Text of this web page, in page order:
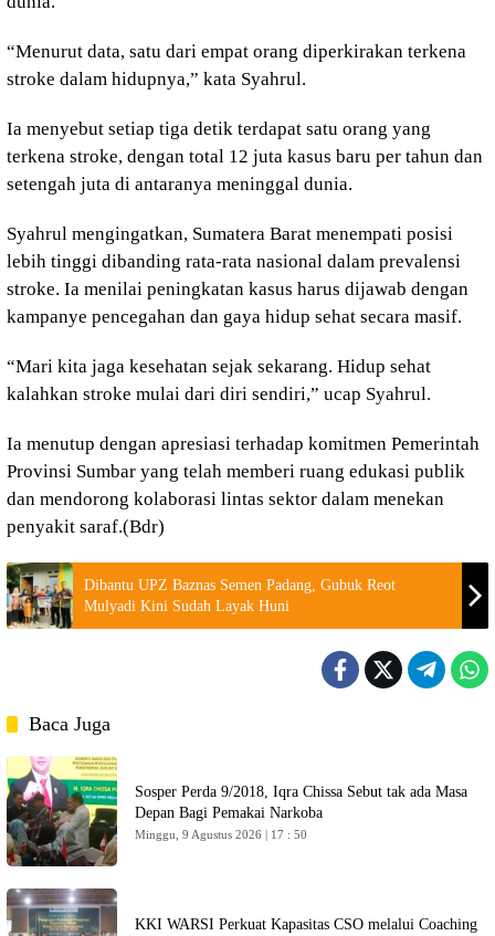
“Menurut data, satu dari empat orang diperkirakan terkena
stroke dalam hidupnya,” kata Syahrul.
Ia menyebut setiap tiga detik terdapat satu orang yang
terkena stroke, dengan total 12 juta kasus baru per tahun dan
setengah juta di antaranya meninggal dunia.
Syahrul mengingatkan, Sumatera Barat menempati posisi
lebih tinggi dibanding rata-rata nasional dalam prevalensi
stroke. Ia menilai peningkatan kasus harus dijawab dengan
kampanye pencegahan dan gaya hidup sehat secara masif.
“Mari kita jaga kesehatan sejak sekarang. Hidup sehat
kalahkan stroke mulai dari diri sendiri,” ucap Syahrul.
Ia menutup dengan apresiasi terhadap komitmen Pemerintah
Provinsi Sumbar yang telah memberi ruang edukasi publik
dan mendorong kolaborasi lintas sektor dalam menekan
penyakit saraf.(Bdr)
Dibantu UPZ Baznas Semen Padang, Gubuk Reot
Mulyadi Kini Sudah Layak Huni
Baca Juga
Sosper Perda 9/2018, Iqra Chissa Sebut tak ada Masa
Depan Bagi Pemakai Narkoba
Minggu, 9 Agustus 2026 | 17 : 50
KKI WARSI Perkuat Kapasitas CSO melalui Coaching